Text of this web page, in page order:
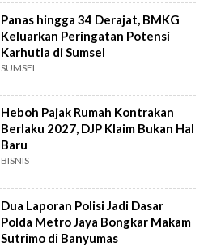
Panas hingga 34 Derajat, BMKG
Keluarkan Peringatan Potensi
Karhutla di Sumsel
SUMSEL
Heboh Pajak Rumah Kontrakan
Berlaku 2027, DJP Klaim Bukan Hal
Baru
BISNIS
Dua Laporan Polisi Jadi Dasar
Polda Metro Jaya Bongkar Makam
Sutrimo di Banyumas